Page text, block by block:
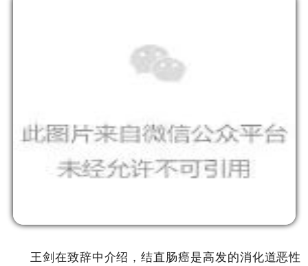
王剑在致辞中介绍，结直肠癌是高发的消化道恶性